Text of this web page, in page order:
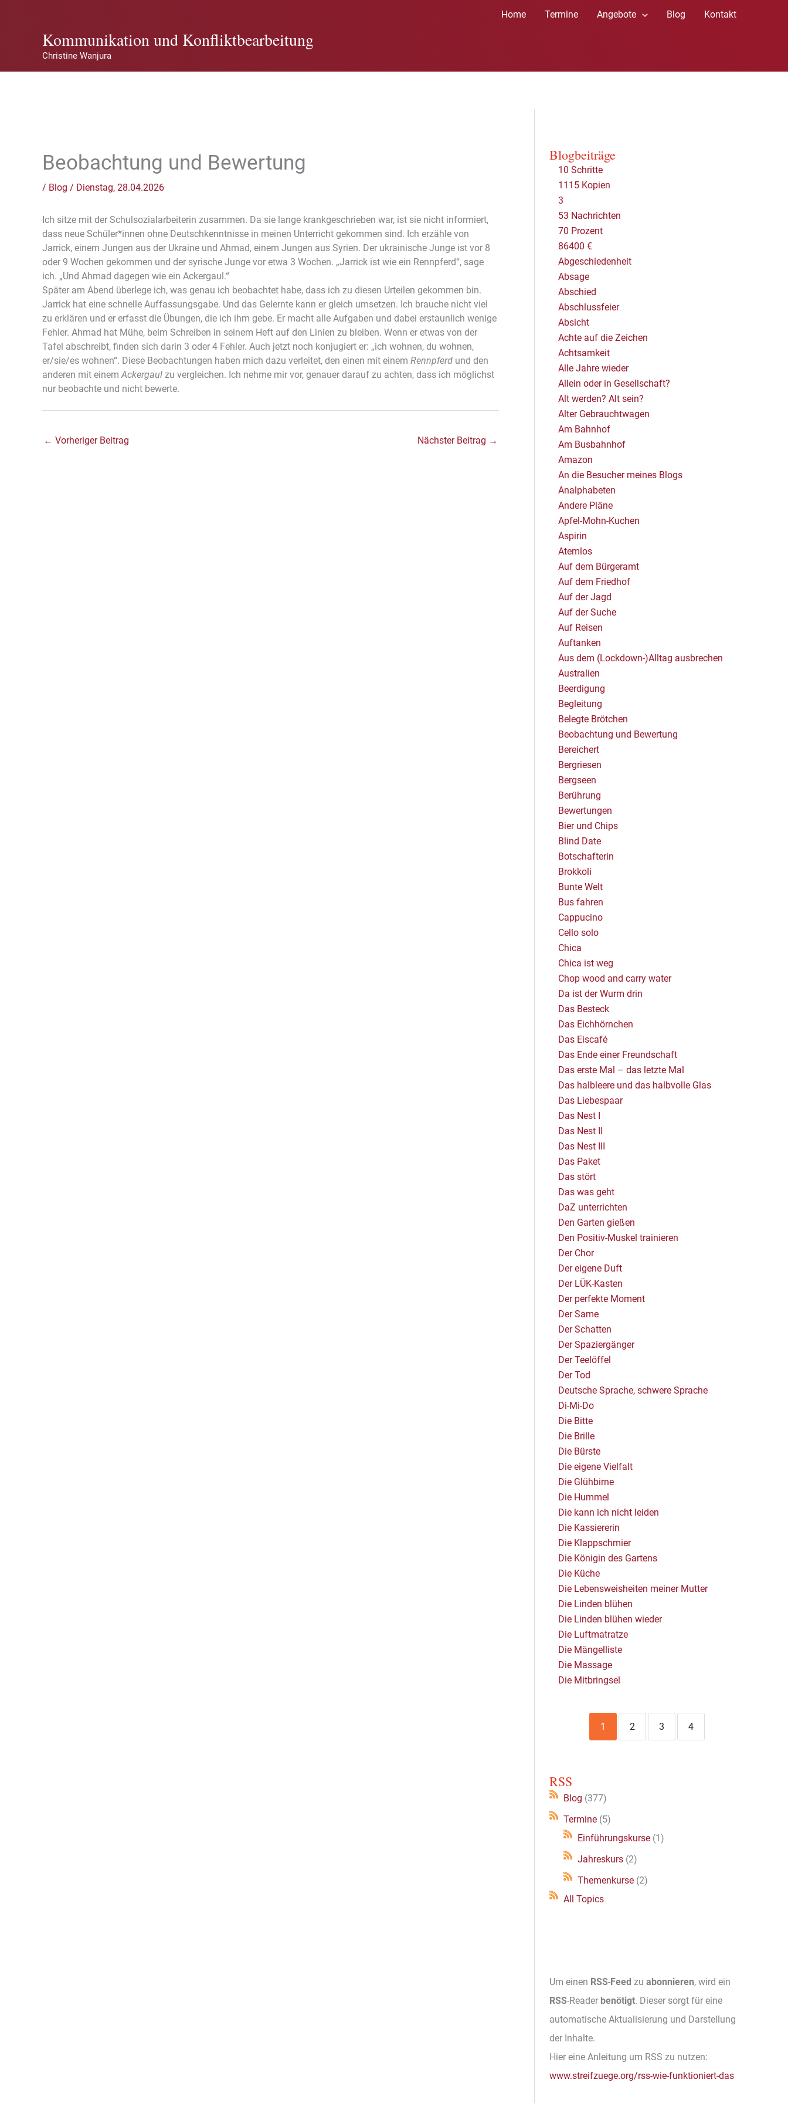
Home Termine Angebote Blog Kontakt
Kommunikation und Konfliktbearbeitung
Christine Wanjura
Beobachtung und Bewertung
/ Blog / Dienstag, 28.04.2026
Ich sitze mit der Schulsozialarbeiterin zusammen. Da sie lange krankgeschrieben war, ist sie nicht informiert,
dass neue Schüler*innen ohne Deutschkenntnisse in meinen Unterricht gekommen sind. Ich erzähle von
Jarrick, einem Jungen aus der Ukraine und Ahmad, einem Jungen aus Syrien. Der ukrainische Junge ist vor 8
oder 9 Wochen gekommen und der syrische Junge vor etwa 3 Wochen. „Jarrick ist wie ein Rennpferd“, sage
ich. „Und Ahmad dagegen wie ein Ackergaul.“
Später am Abend überlege ich, was genau ich beobachtet habe, dass ich zu diesen Urteilen gekommen bin.
Jarrick hat eine schnelle Auffassungsgabe. Und das Gelernte kann er gleich umsetzen. Ich brauche nicht viel
zu erklären und er erfasst die Übungen, die ich ihm gebe. Er macht alle Aufgaben und dabei erstaunlich wenige
Fehler. Ahmad hat Mühe, beim Schreiben in seinem Heft auf den Linien zu bleiben. Wenn er etwas von der
Tafel abschreibt, finden sich darin 3 oder 4 Fehler. Auch jetzt noch konjugiert er: „ich wohnen, du wohnen,
er/sie/es wohnen“. Diese Beobachtungen haben mich dazu verleitet, den einen mit einem Rennpferd und den
anderen mit einemAckergaul zu vergleichen. Ich nehme mir vor, genauer darauf zu achten, dass ich möglichst
nur beobachte und nicht bewerte.
← Vorheriger Beitrag Nächster Beitrag →
Blogbeiträge
10 Schritte
1115 Kopien
3
53 Nachrichten
70 Prozent
86400 €
Abgeschiedenheit
Absage
Abschied
Abschlussfeier
Absicht
Achte auf die Zeichen
Achtsamkeit
Alle Jahre wieder
Allein oder in Gesellschaft?
Alt werden? Alt sein?
Alter Gebrauchtwagen
Am Bahnhof
Am Busbahnhof
Amazon
An die Besucher meines Blogs
Analphabeten
Andere Pläne
Apfel-Mohn-Kuchen
Aspirin
Atemlos
Auf dem Bürgeramt
Auf dem Friedhof
Auf der Jagd
Auf der Suche
Auf Reisen
Auftanken
Aus dem (Lockdown-)Alltag ausbrechen
Australien
Beerdigung
Begleitung
Belegte Brötchen
Beobachtung und Bewertung
Bereichert
Bergriesen
Bergseen
Berührung
Bewertungen
Bier und Chips
Blind Date
Botschafterin
Brokkoli
Bunte Welt
Bus fahren
Cappucino
Cello solo
Chica
Chica ist weg
Chop wood and carry water
Da ist der Wurm drin
Das Besteck
Das Eichhörnchen
Das Eiscafé
Das Ende einer Freundschaft
Das erste Mal – das letzte Mal
Das halbleere und das halbvolle Glas
Das Liebespaar
Das Nest I
Das Nest II
Das Nest III
Das Paket
Das stört
Das was geht
DaZ unterrichten
Den Garten gießen
Den Positiv-Muskel trainieren
Der Chor
Der eigene Duft
Der LÜK-Kasten
Der perfekte Moment
Der Same
Der Schatten
Der Spaziergänger
Der Teelöffel
Der Tod
Deutsche Sprache, schwere Sprache
Di-Mi-Do
Die Bitte
Die Brille
Die Bürste
Die eigene Vielfalt
Die Glühbirne
Die Hummel
Die kann ich nicht leiden
Die Kassiererin
Die Klappschmier
Die Königin des Gartens
Die Küche
Die Lebensweisheiten meiner Mutter
Die Linden blühen
Die Linden blühen wieder
Die Luftmatratze
Die Mängelliste
Die Massage
Die Mitbringsel
1 2 3 4
RSS
Blog (377)
Termine (5)
Einführungskurse (1)
Jahreskurs (2)
Themenkurse (2)
All Topics
Um einen RSS-Feed zu abonnieren, wird ein
RSS-Reader benötigt. Dieser sorgt für eine
automatische Aktualisierung und Darstellung
der Inhalte.
Hier eine Anleitung um RSS zu nutzen:
www.streifzuege.org/rss-wie-funktioniert-das